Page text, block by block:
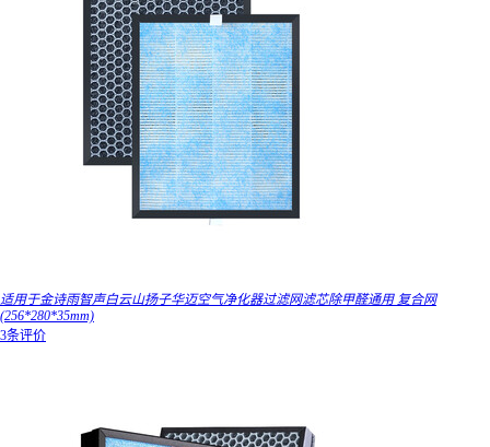
适用于金诗雨智声白云山扬子华迈空气净化器过滤网滤芯除甲醛通用 复合网
(256*280*35mm)
3条评价